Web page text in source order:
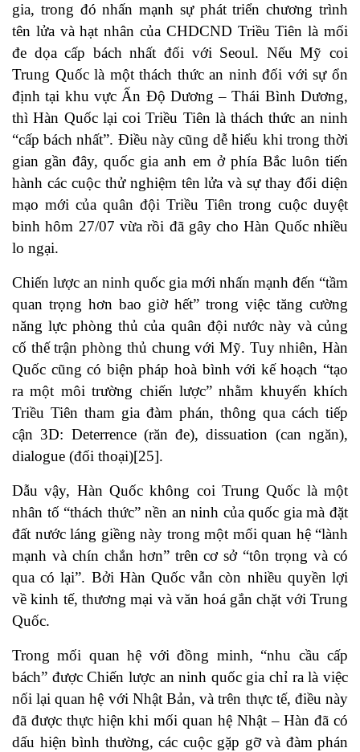
gia, trong đó nhấn mạnh sự phát triển chương trình
tên lửa và hạt nhân của CHDCND Triều Tiên là mối
đe dọa cấp bách nhất đối với Seoul. Nếu Mỹ coi
Trung Quốc là một thách thức an ninh đối với sự ổn
định tại khu vực Ấn Độ Dương – Thái Bình Dương,
thì Hàn Quốc lại coi Triều Tiên là thách thức an ninh
“cấp bách nhất”. Điều này cũng dễ hiểu khi trong thời
gian gần đây, quốc gia anh em ở phía Bắc luôn tiến
hành các cuộc thử nghiệm tên lửa và sự thay đổi diện
mạo mới của quân đội Triều Tiên trong cuộc duyệt
binh hôm 27/07 vừa rồi đã gây cho Hàn Quốc nhiều
lo ngại.
Chiến lược an ninh quốc gia mới nhấn mạnh đến “tầm
quan trọng hơn bao giờ hết” trong việc tăng cường
năng lực phòng thủ của quân đội nước này và củng
cố thế trận phòng thủ chung với Mỹ. Tuy nhiên, Hàn
Quốc cũng có biện pháp hoà bình với kế hoạch “tạo
ra một môi trường chiến lược” nhằm khuyến khích
Triều Tiên tham gia đàm phán, thông qua cách tiếp
cận 3D: Deterrence (răn đe), dissuation (can ngăn),
dialogue (đối thoại)[25].
Dẫu vậy, Hàn Quốc không coi Trung Quốc là một
nhân tố “thách thức” nền an ninh của quốc gia mà đặt
đất nước láng giềng này trong một mối quan hệ “lành
mạnh và chín chắn hơn” trên cơ sở “tôn trọng và có
qua có lại”. Bởi Hàn Quốc vẫn còn nhiều quyền lợi
về kinh tế, thương mại và văn hoá gắn chặt với Trung
Quốc.
Trong mối quan hệ với đồng minh, “nhu cầu cấp
bách” được Chiến lược an ninh quốc gia chỉ ra là việc
nối lại quan hệ với Nhật Bản, và trên thực tế, điều này
đã được thực hiện khi mối quan hệ Nhật – Hàn đã có
dấu hiện bình thường, các cuộc gặp gỡ và đàm phán